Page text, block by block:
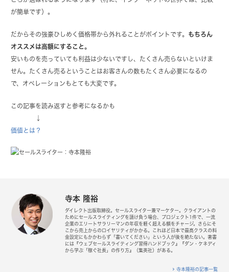
が簡単です）。
だからその強豪ひしめく価格帯から外れることがポイントです。 もちろん
オススメは高額にすること。
安いものを売っていても利益は少ないですし、たくさん売らないといけま
せん。たくさん売るということはお客さんの数もたくさん必要になるの
で、オペレーションもとても大変です。
この記事を読み返すと参考になるかも
↓
価値とは？
寺本 隆裕
ダイレクト出版取締役。セールスライター兼マーケター。クライアントの
ためにセールスライティングを請け負う場合、プロジェクト1件で、一流
企業のエリートサラリーマンの年収を軽く超える額をチャージ。さらにそ
こから売上からのロイヤリティがかかる。これほど日本で最高クラスの料
金設定にもかかわらず「書いてください」という人が後を絶たない。著書
には『ウェブセールスライティング習得ハンドブック』『ダン・ケネディ
から学ぶ「稼ぐ社長」の作り方』（集英社）がある。
寺本隆裕の記事一覧